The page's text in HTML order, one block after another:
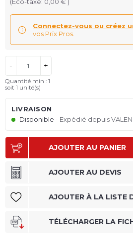
Connectez-vous ou créez
vos Prix Pros.
- +
Quantité min : 1
soit 1 unité(s)
LIVRAISON
Disponible
Expédié depuis
AJOUTER AU PANIER
AJOUTER AU DEVIS
AJOUTER À LA LISTE
TÉLÉCHARGER LA